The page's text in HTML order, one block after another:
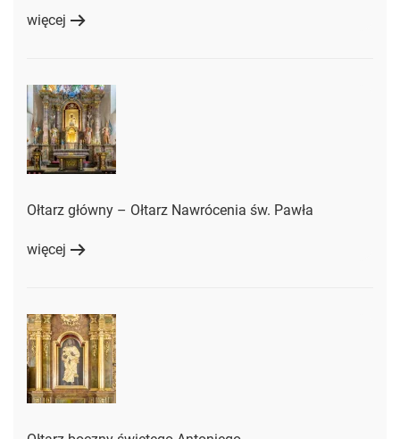
więcej
Ołtarz główny – Ołtarz Nawrócenia św. Pawła
więcej